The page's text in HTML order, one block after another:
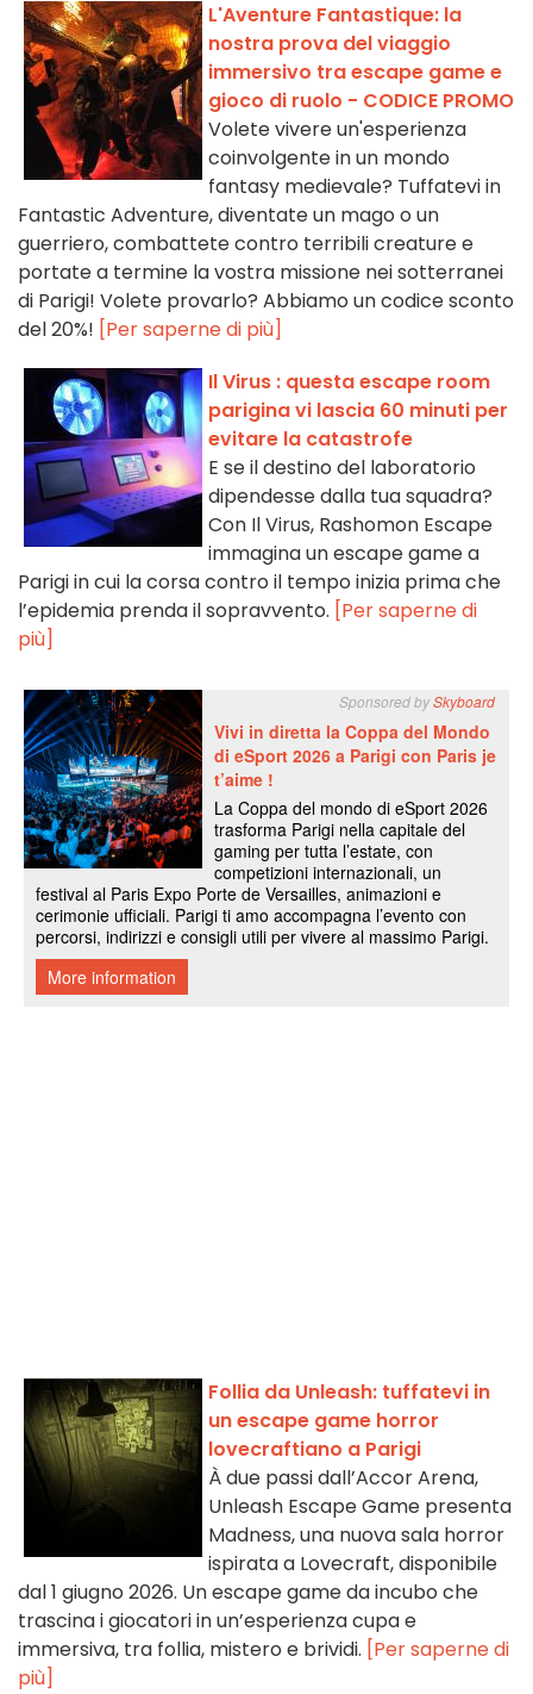
L'Aventure Fantastique: la
nostra prova del viaggio
immersivo tra escape game e
gioco di ruolo - CODICE PROMO
Volete vivere un'esperienza
coinvolgente in un mondo
fantasy medievale? Tuffatevi in
Fantastic Adventure, diventate un mago o un
guerriero, combattete contro terribili creature e
portate a termine la vostra missione nei sotterranei
di Parigi! Volete provarlo? Abbiamo un codice sconto
del 20%! [Per saperne di più]
Il Virus : questa escape room
parigina vi lascia 60 minuti per
evitare la catastrofe
E se il destino del laboratorio
dipendesse dalla tua squadra?
Con Il Virus, Rashomon Escape
immagina un escape game a
Parigi in cui la corsa contro il tempo inizia prima che
l’epidemia prenda il sopravvento. [Per saperne di
più]
Follia da Unleash: tuffatevi in
un escape game horror
lovecraftiano a Parigi
À due passi dall’Accor Arena,
Unleash Escape Game presenta
Madness, una nuova sala horror
ispirata a Lovecraft, disponibile
dal 1 giugno 2026. Un escape game da incubo che
trascina i giocatori in un’esperienza cupa e
immersiva, tra follia, mistero e brividi. [Per saperne di
più]